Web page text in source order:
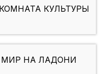
КУЛЬТУРЫ
МИР НА ЛАДОНИ